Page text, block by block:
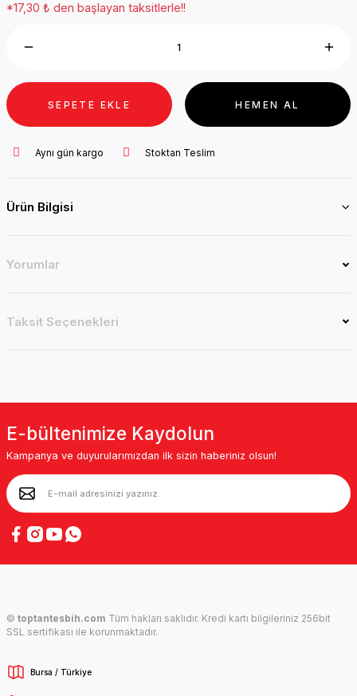
*17,30 ₺ den başlayan taksitlerle!!
SEPETE EKLE HEMEN AL
Aynı gün kargo Stoktan Teslim
Ürün Bilgisi
Yorumlar
Taksit Seçenekleri
E-bültenimize Kaydolun
Kampanya ve duyurularımızdan ilk sizin haberiniz olsun!
© toptantesbih.com Tüm hakları saklıdır. Kredi kartı bilgileriniz 256bit
SSL sertifikası ile korunmaktadır.
Bursa / Türkiye